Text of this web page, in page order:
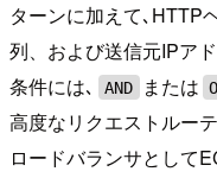
ターンに加えて､HTTP
列、および送信元IPア
条件には､
AND または
高度なリクエストルー
ロードバランサとして